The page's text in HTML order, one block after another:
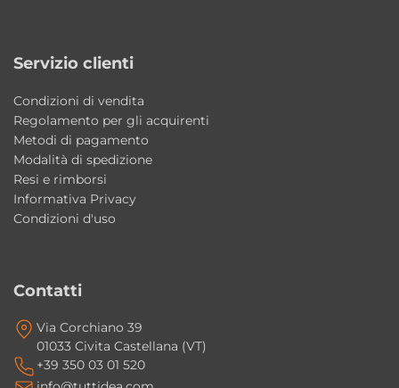
ideale per arredare il bagno con stile e
Caratteristiche principali
• Design Alessandro Paolelli
• Misure disponibili: 170x70xh60 cm e
180x80xh60 cm
• Colore: Bianco Lucido
• Installazione in nicchia, angolare o centro
parete
Servizio clienti
Condizioni di vendita
Regolamento per gli acquirenti
Metodi di pagamento
Modalità di spedizione
Resi e rimborsi
Informativa Privacy
Condizioni d'uso
Contatti
Via Corchiano 39
01033 Civita Castellana (VT)
+39 350 03 01 520